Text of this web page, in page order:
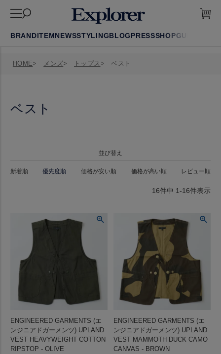
BRANDITEMNEWSSTYLINGBLOGPRESSSHOPGUIDE
HOME メンズ トップス ベスト
ベスト
並び替え
新着順 優先度順 価格が安い順 価格が高い順 レビュー順
16件中 1-16件表示
ENGINEERED GARMENTS (エ
ンジニアドガーメンツ) UPLAND
VEST HEAVYWEIGHT COTTON
RIPSTOP - OLIVE
ENGINEERED GARMENTS (エ
ンジニアドガーメンツ) UPLAND
VEST MAMMOTH DUCK CAMO
CANVAS - BROWN